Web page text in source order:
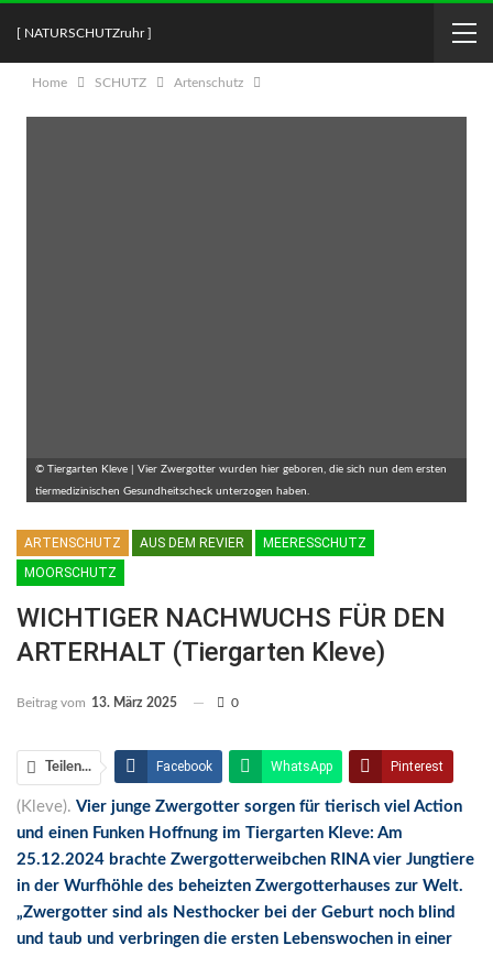
[ NATURSCHUTZruhr ]
Home SCHUTZ Artenschutz
© Tiergarten Kleve | Vier Zwergotter wurden hier geboren, die sich nun dem ersten
tiermedizinischen Gesundheitscheck unterzogen haben.
ARTENSCHUTZ AUS DEM REVIER
MEERESSCHUTZ
MOORSCHUTZ
WICHTIGER NACHWUCHS FÜR DEN
ARTERHALT (Tiergarten Kleve)
Beitrag vom 13. März 2025 0
Teilen... Facebook WhatsApp Pinterest
Email Linkedin Telegram
Facebook Messenger
(Kleve). Vier junge Zwergotter sorgen für tierisch viel Action
und einen Funken Hoffnung im Tiergarten Kleve: Am
25.12.2024 brachte Zwergotterweibchen RINA vier Jungtiere
in der Wurfhöhle des beheizten Zwergotterhauses zur Welt.
„Zwergotter sind als Nesthocker bei der Geburt noch blind
und taub und verbringen die ersten Lebenswochen in einer